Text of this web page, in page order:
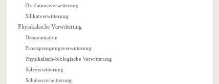
Oxidationsverwitterung
Silikatverwitterung
Physikalische Verwitterung
Desquamation
Frostsprengungsverwitterung
Physikalisch-biologische Verwitterung
Salzverwitterung
Schalenverwitterung